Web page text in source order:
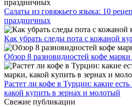
Салаты из говяжьего языка: 10
праздничных
Как убрать следы пота с кожаной
Обзор 8 разновидностей кофе
Растет ли кофе в Турции: какие
какой купить в зернах и молотый
Свежие публикации